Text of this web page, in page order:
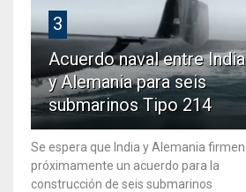
3
Acuerdo naval entre India
y Alemania para seis
submarinos Tipo 214
Se espera que India y Alemania firmen
próximamente un acuerdo para la
construcción de seis submarinos